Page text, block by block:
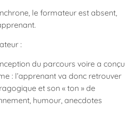
le formateur est absent,
:
du parcours voire a conçu
: l’apprenant va donc retrouver
et son « ton » de
humour, anecdotes